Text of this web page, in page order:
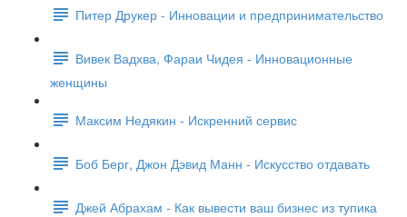
Питер Друкер - Инновации и предпринимательство
Вивек Вадхва, Фараи Чидея - Инновационные
женщины
Максим Недякин - Искренний сервис
Боб Берг, Джон Дэвид Манн - Искусство отдавать
Джей Абрахам - Как вывести ваш бизнес из тупика